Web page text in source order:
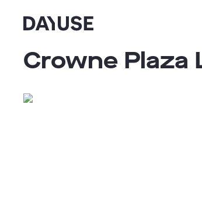
Dayuse
Crowne Plaza